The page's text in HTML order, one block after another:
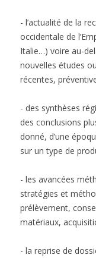
- l’actualité de la
occidentale de
Italie…) voire au-
nouvelles études
récentes,
- des synthèses
des conclusions
donné, d’une
sur un type de
- les avancées
stratégies et
prélèvement,
matériaux,
- la reprise de